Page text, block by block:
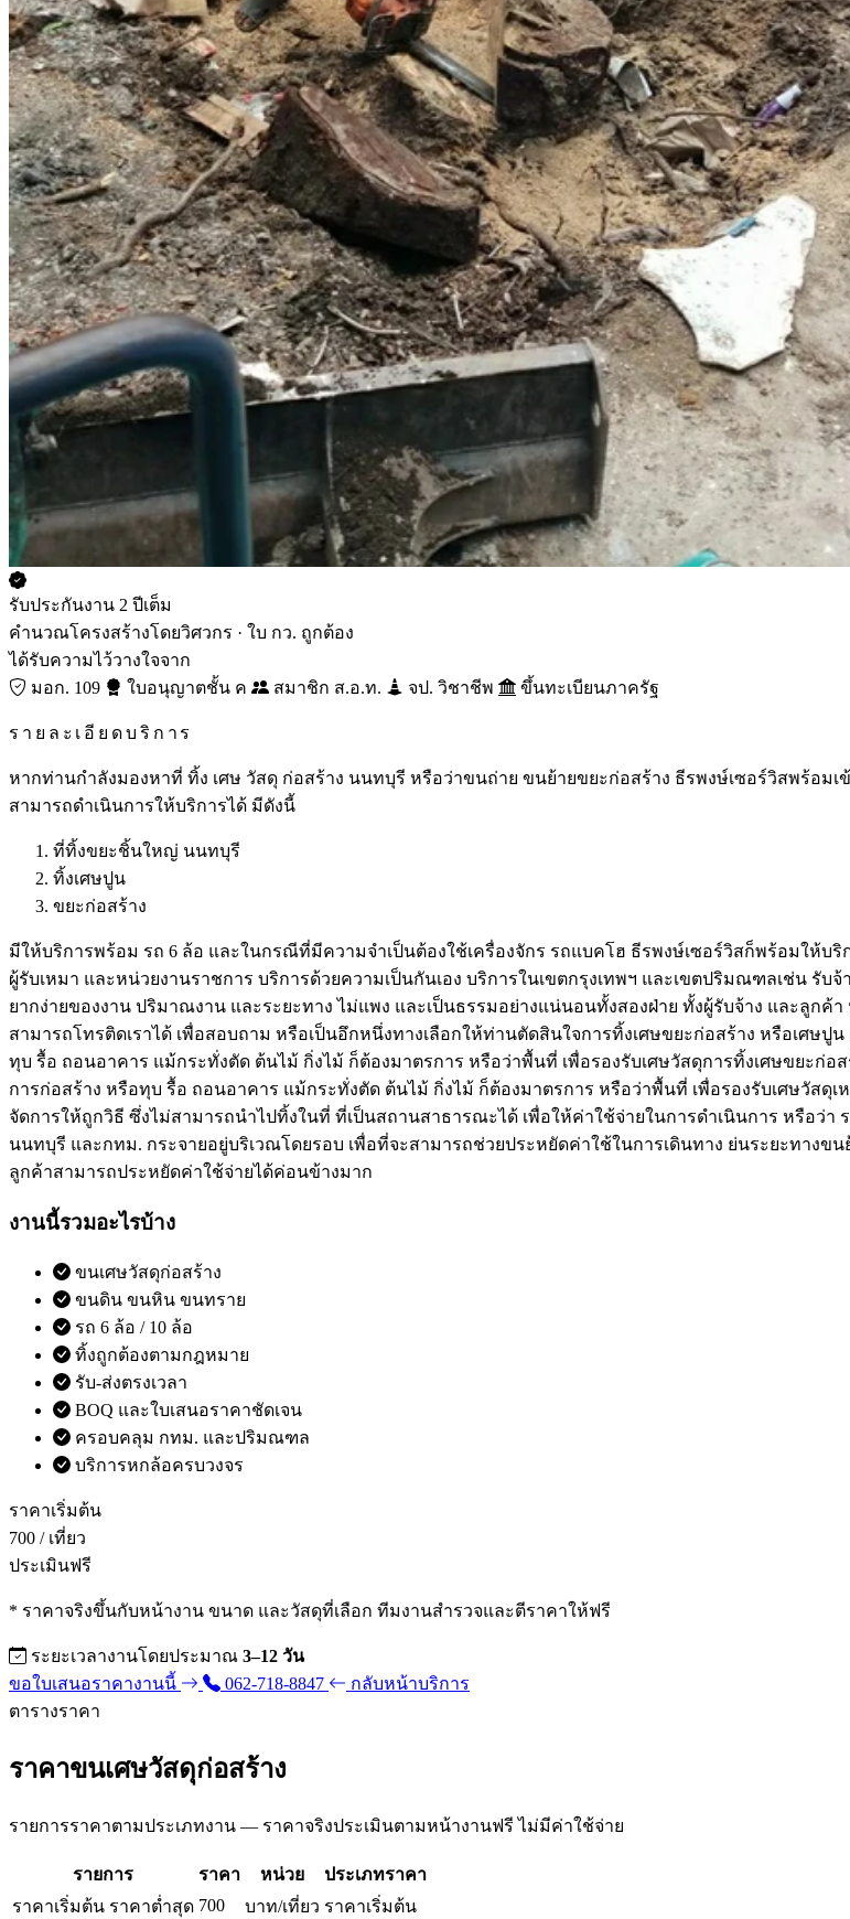
รับประกันงาน 2 ปีเต็ม
คำนวณโครงสร้างโดยวิศวกร · ใบ กว. ถูกต้อง
ได้รับความไว้วางใจจาก
มอก. 109
ใบอนุญาตชั้น ค สมาชิก ส.อ.ท. จป. วิชาชีพ ขึ้นทะเบียนภาครัฐ
รายละเอียดบริการ
หากท่านกำลังมองหาที่ ทิ้ง เศษ วัสดุ ก่อสร้าง นนทบุรี หรือว่าขนถ่าย ขนย้ายขยะก่อสร้าง ธีรพงษ์เซอร์วิสพร้อม
สามารถดำเนินการให้บริการได้ มีดังนี้
ที่ทิ้งขยะชิ้นใหญ่ นนทบุรี
ทิ้งเศษปูน
ขยะก่อสร้าง
มีให้บริการพร้อม รถ 6 ล้อ และในกรณีที่มีความจำเป็นต้องใช้เครื่องจักร รถแบคโฮ ธีรพงษ์เซอร์วิสก็พร้อมให้
ผู้รับเหมา และหน่วยงานราชการ บริการด้วยความเป็นกันเอง บริการในเขตกรุงเทพฯ และเขตปริมณฑลเช่น รั
ยากง่ายของงาน ปริมาณงาน และระยะทาง ไม่แพง และเป็นธรรมอย่างแน่นอนทั้งสองฝ่าย ทั้งผู้รับจ้าง และลูก
สามารถโทรติดเราได้ เพื่อสอบถาม หรือเป็นอึกหนึ่งทางเลือกให้ท่านตัดสินใจการทิ้งเศษขยะก่อสร้าง หรือเศษ
ทุบ รื้อ ถอนอาคาร แม้กระทั่งตัด ต้นไม้ กิ่งไม้ ก็ต้องมาตรการ หรือว่าพื้นที่ เพื่อรองรับเศษวัสดุการทิ้งเศษขยะก่
การก่อสร้าง หรือทุบ รื้อ ถอนอาคาร แม้กระทั่งตัด ต้นไม้ กิ่งไม้ ก็ต้องมาตรการ หรือว่าพื้นที่ เพื่อรองรับเศษวัสดุ
จัดการให้ถูกวิธี ซึ่งไม่สามารถนำไปทิ้งในที่ ที่เป็นสถานสาธารณะได้ เพื่อให้ค่าใช้จ่ายในการดำเนินการ หรือว่า
นนทบุรี และกทม. กระจายอยู่บริเวณโดยรอบ เพื่อที่จะสามารถช่วยประหยัดค่าใช้ในการเดินทาง ย่นระยะทางข
ลูกค้าสามารถประหยัดค่าใช้จ่ายได้ค่อนข้างมาก
งานนี้รวมอะไรบ้าง
ขนเศษวัสดุก่อสร้าง
ขนดิน ขนหิน ขนทราย
รถ 6 ล้อ / 10 ล้อ
ทิ้งถูกต้องตามกฎหมาย
รับ-ส่งตรงเวลา
BOQ และใบเสนอราคาชัดเจน
ครอบคลุม กทม. และปริมณฑล
บริการหกล้อครบวงจร
ราคาเริ่มต้น
700 / เที่ยว
ประเมินฟรี
* ราคาจริงขึ้นกับหน้างาน ขนาด และวัสดุที่เลือก ทีมงานสำรวจและตีราคาให้ฟรี
ระยะเวลางานโดยประมาณ 3–12 วัน
ขอใบเสนอราคางานนี้
062-718-8847
กลับหน้าบริการ
ตารางราคา
ราคาขนเศษวัสดุก่อสร้าง
รายการราคาตามประเภทงาน — ราคาจริงประเมินตามหน้างานฟรี ไม่มีค่าใช้จ่าย
รายการ ราคา หน่วย
ประเภทราคา
ราคาเริ่มต้น ราคาต่ำสุด 700 บาท/เที่ยว ราคาเริ่มต้น